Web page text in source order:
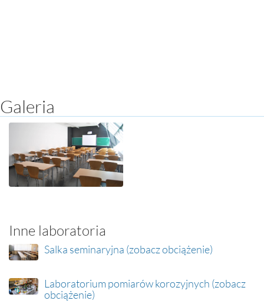
Galeria
Inne laboratoria
Salka seminaryjna (zobacz obciążenie)
Laboratorium pomiarów korozyjnych (zobacz
obciążenie)